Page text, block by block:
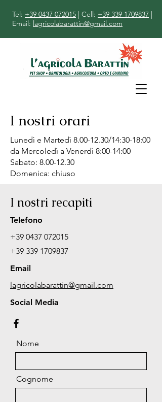
Tel: +39 0437 072015 | Cell: +39 339 1709837 |
Email: lagricolabarattin@gmail.com
I nostri orari
Lunedì e Martedì 8.00-12.30/14:30-18:00
da Mercoledì a Venerdì 8:00-14:00
Sabato: 8.00-12.30
Domenica: chiuso
I nostri recapiti
Telefono
+39 0437 072015
+39 339 1709837
Email
lagricolabarattin@gmail.com
Social Media
Nome
Cognome